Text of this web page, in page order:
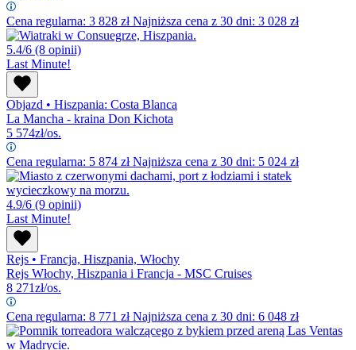
Cena regularna: 3 828 złNajniższa cena z 30 dni: 3 028 zł
5.4/6 (8 opinii)
Last Minute!
Objazd • Hiszpania: Costa Blanca
La Mancha - kraina Don Kichota
5 574zł/os.
Cena regularna: 5 874 złNajniższa cena z 30 dni: 5 024 zł
4.9/6 (9 opinii)
Last Minute!
Rejs • Francja, Hiszpania, Włochy
Rejs Włochy, Hiszpania i Francja - MSC Cruises
8 271zł/os.
Cena regularna: 8 771 złNajniższa cena z 30 dni: 6 048 zł